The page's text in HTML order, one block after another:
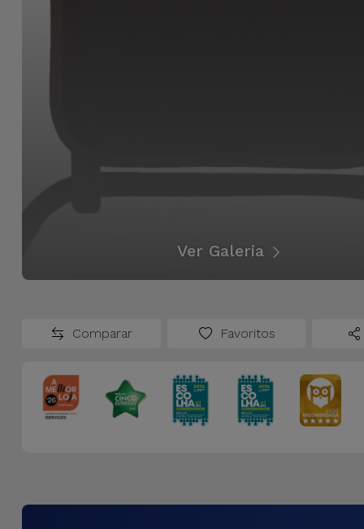
Acessórios
iPad e
tudo
Ver Galeria
Comparar Favoritos